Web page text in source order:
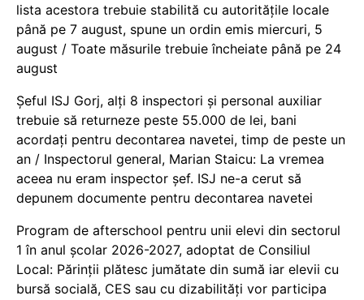
lista acestora trebuie stabilită cu autoritățile locale
până pe 7 august, spune un ordin emis miercuri, 5
august / Toate măsurile trebuie încheiate până pe 24
august
Șeful ISJ Gorj, alți 8 inspectori și personal auxiliar
trebuie să returneze peste 55.000 de lei, bani
acordați pentru decontarea navetei, timp de peste un
an / Inspectorul general, Marian Staicu: La vremea
aceea nu eram inspector șef. ISJ ne-a cerut să
depunem documente pentru decontarea navetei
Program de afterschool pentru unii elevi din sectorul
1 în anul școlar 2026-2027, adoptat de Consiliul
Local: Părinții plătesc jumătate din sumă iar elevii cu
bursă socială, CES sau cu dizabilităţi vor participa